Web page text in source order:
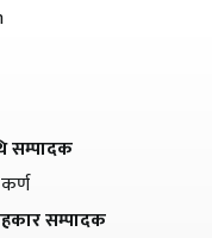
सम्पादक
कर्ण
सम्पादक